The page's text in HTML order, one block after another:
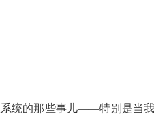
统的那些事儿——特别是当